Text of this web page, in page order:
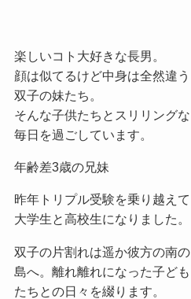
楽しいコト大好きな長男。
顔は似てるけど中身は全然違う
双子の妹たち。
そんな子供たちとスリリングな
毎日を過ごしています。
年齢差3歳の兄妹
昨年トリプル受験を乗り越えて
大学生と高校生になりました。
双子の片割れは遥か彼方の南の
島へ。離れ離れになった子ども
たちとの日々を綴ります。